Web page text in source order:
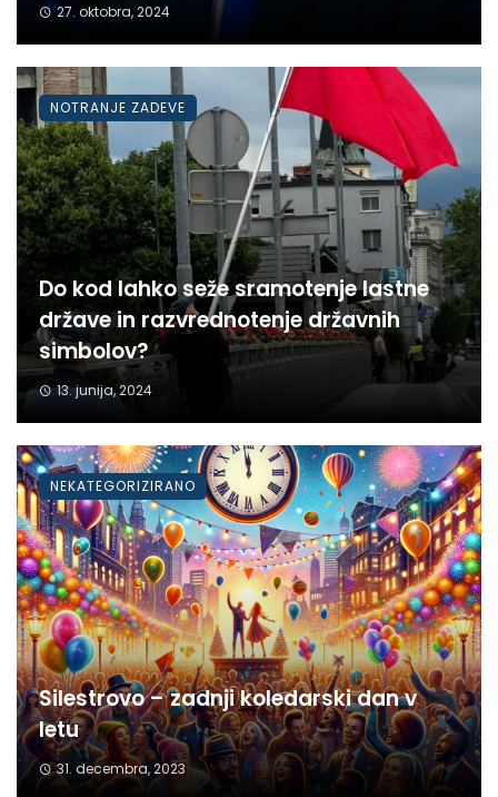
27. oktobra, 2024
Do kod lahko seže sramotenje lastne
države in razvrednotenje državnih
simbolov?
13. junija, 2024
NOTRANJE ZADEVE
Silestrovo – zadnji koledarski dan v
letu
31. decembra, 2023
NEKATEGORIZIRANO